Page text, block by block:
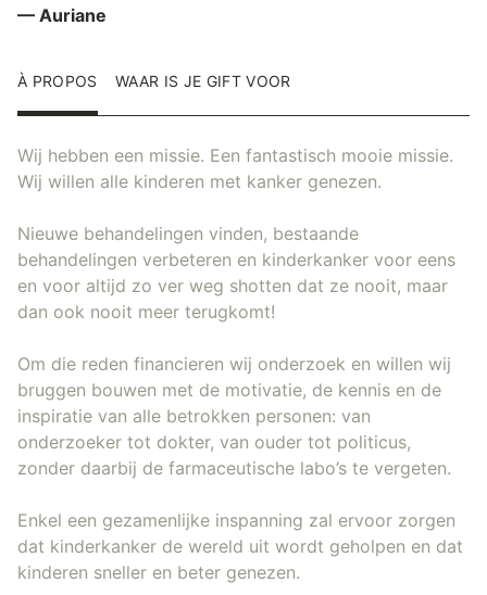
— Auriane
À PROPOS WAAR IS JE GIFT VOOR
Wij hebben een missie. Een fantastisch mooie missie.
Wij willen alle kinderen met kanker genezen.
Nieuwe behandelingen vinden, bestaande
behandelingen verbeteren en kinderkanker voor eens
en voor altijd zo ver weg shotten dat ze nooit, maar
dan ook nooit meer terugkomt!
Om die reden financieren wij onderzoek en willen wij
bruggen bouwen met de motivatie, de kennis en de
inspiratie van alle betrokken personen: van
onderzoeker tot dokter, van ouder tot politicus,
zonder daarbij de farmaceutische labo’s te vergeten.
Enkel een gezamenlijke inspanning zal ervoor zorgen
dat kinderkanker de wereld uit wordt geholpen en dat
kinderen sneller en beter genezen.